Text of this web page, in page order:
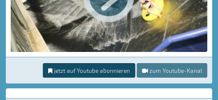
jetzt auf Youtube abonnieren zum Youtube-Kanal